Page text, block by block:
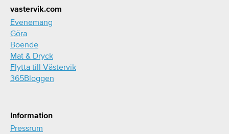
Footer
vastervik.com
Evenemang
Göra
Boende
Mat & Dryck
Flytta till Västervik
365Bloggen
Information
Pressrum